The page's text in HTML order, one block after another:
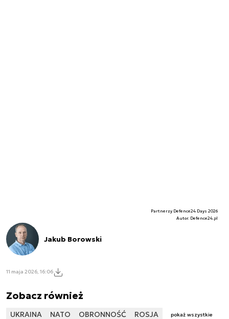
Partnerzy Defence24 Days 2026
Autor. Defence24.pl
Jakub Borowski
11 maja 2026, 16:06
Zobacz również
UKRAINA NATO OBRONNOŚĆ ROSJA pokaż wszystkie